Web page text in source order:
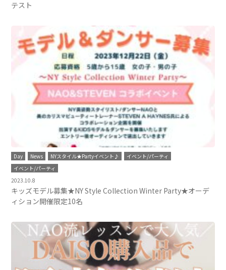
テスト
Day News NYスタイル★Partyイベント♪
イベント/パーティ
イベント/パーティ
2023.10.8
キッズモデル募集★NY Style Collection Winter Party★オーデ
ィション開催限定10名